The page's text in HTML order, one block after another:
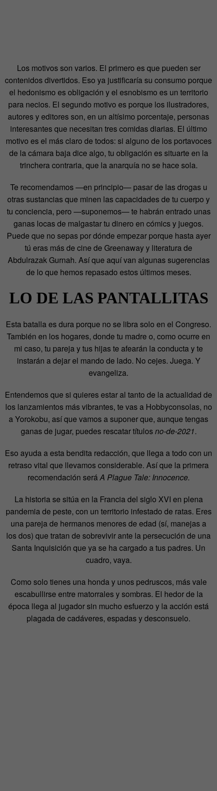
Los motivos son varios. El primero es que pueden ser
contenidos divertidos. Eso ya justificaría su consumo porque
el hedonismo es obligación y el esnobismo es un territorio
para necios. El segundo motivo es porque los ilustradores,
autores y editores son, en un altísimo porcentaje, personas
interesantes que necesitan tres comidas diarias. El último
motivo es el más claro de todos: si alguno de los portavoces
de la cámara baja dice algo, tu obligación es situarte en la
trinchera contraria, que la anarquía no se hace sola.
Te recomendamos —en principio— pasar de las drogas u
otras sustancias que minen las capacidades de tu cuerpo y
tu conciencia, pero —suponemos— te habrán entrado unas
ganas locas de malgastar tu dinero en cómics y juegos.
Puede que no sepas por dónde empezar porque hasta ayer
tú eras más de cine de Greenaway y literatura de
Abdulrazak Gurnah. Así que aquí van algunas sugerencias
de lo que hemos repasado estos últimos meses.
LO DE LAS PANTALLITAS
Esta batalla es dura porque no se libra solo en el Congreso.
También en los hogares, donde tu madre o, como ocurre en
mi caso, tu pareja y tus hijas te afearán la conducta y te
instarán a dejar el mando de lado. No cejes. Juega. Y
evangeliza.
Entendemos que si quieres estar al tanto de la actualidad de
los lanzamientos más vibrantes, te vas a Hobbyconsolas, no
a Yorokobu, así que vamos a suponer que, aunque tengas
ganas de jugar, puedes rescatar títulosno-de-2021.
Eso ayuda a esta bendita redacción, que llega a todo con un
retraso vital que llevamos considerable. Así que la primera
recomendación seráA Plague Tale: Innocence.
La historia se sitúa en la Francia del siglo XVI en plena
pandemia de peste, con un territorio infestado de ratas. Eres
una pareja de hermanos menores de edad (sí, manejas a
los dos) que tratan de sobrevivir ante la persecución de una
Santa Inquisición que ya se ha cargado a tus padres. Un
cuadro, vaya.
Como solo tienes una honda y unos pedruscos, más vale
escabullirse entre matorrales y sombras. El hedor de la
época llega al jugador sin mucho esfuerzo y la acción está
plagada de cadáveres, espadas y desconsuelo.